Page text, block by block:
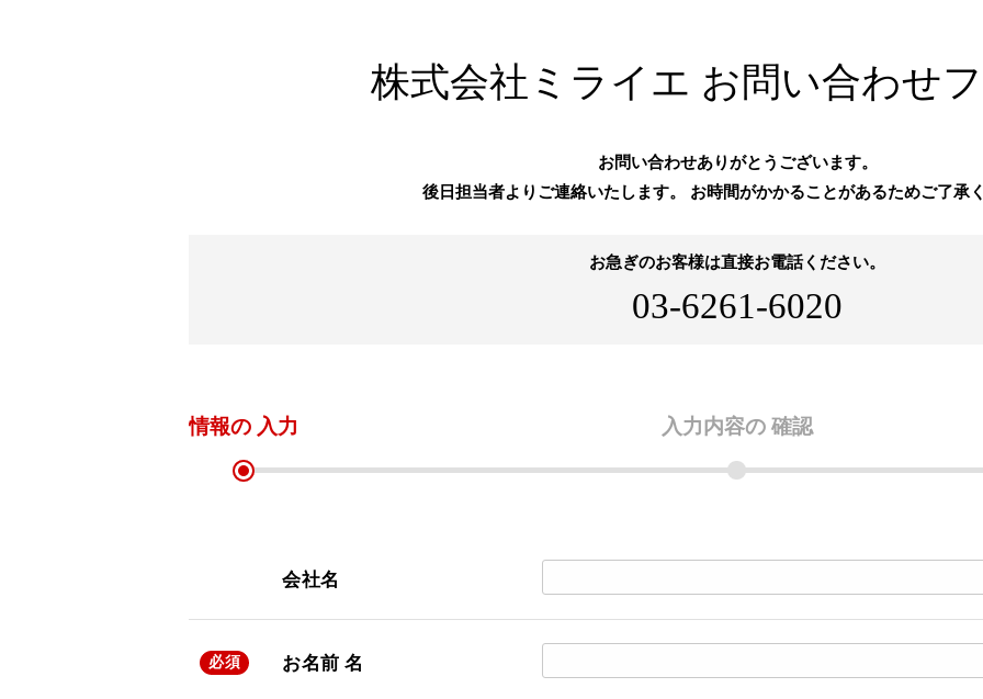
株式会社ミライエ お問い合わせ
お問い合わせありがとうございます。
後日担当者よりご連絡いたします。
お時間がかかることがあるためご了承
お急ぎのお客様は直接お電話ください。
03-6261-6020
情報の 入力 入力内容の確認
会社名
必須 お名前 名